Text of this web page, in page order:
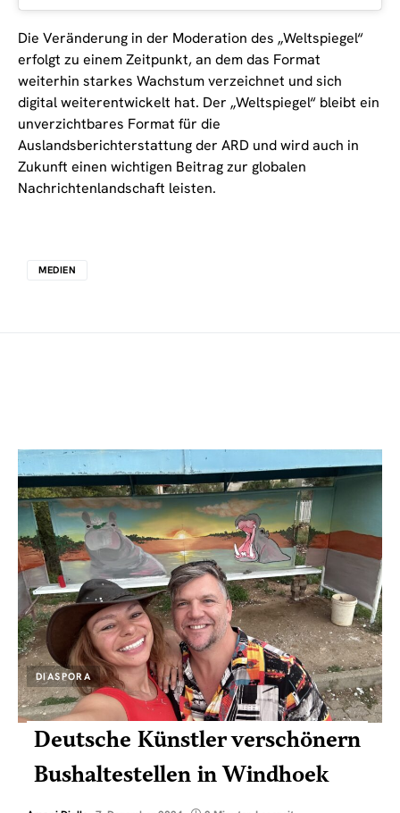
Die Veränderung in der Moderation des „Weltspiegel“
erfolgt zu einem Zeitpunkt, an dem das Format
weiterhin starkes Wachstum verzeichnet und sich
digital weiterentwickelt hat. Der „Weltspiegel“ bleibt ein
unverzichtbares Format für die
Auslandsberichterstattung der ARD und wird auch in
Zukunft einen wichtigen Beitrag zur globalen
Nachrichtenlandschaft leisten.
MEDIEN
DIASPORA
Deutsche Künstler verschönern
Bushaltestellen in Windhoek